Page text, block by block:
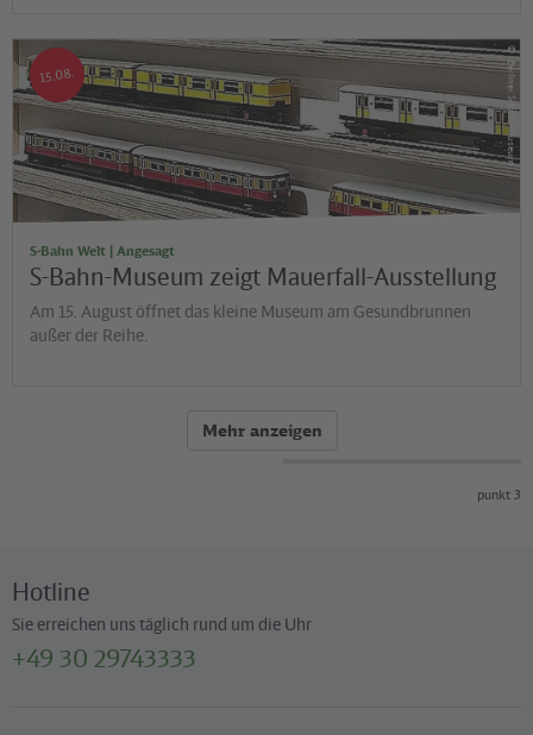
©
Berliner S-Bahn-Museum
S-Bahn Welt | Angesagt
S-Bahn-Museum zeigt Mauerfall-Ausstellung
Am 15. August öffnet das kleine Museum am Gesundbrunnen
außer der Reihe.
15.08.
Mehr anzeigen
punkt 3
Hotline
Sie erreichen uns täglich rund um die Uhr
+49 30 29743333